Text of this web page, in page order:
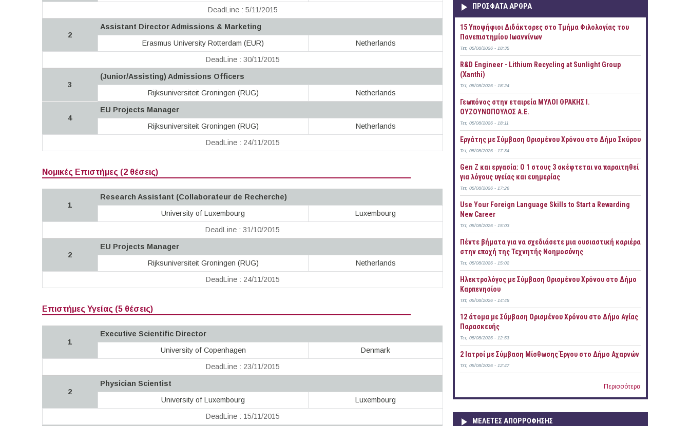
DeadLine : 5/11/2015
2
Assistant Director Admissions & Marketing
Erasmus University Rotterdam (EUR)
Netherlands
DeadLine : 30/11/2015
3
(Junior/Assisting) Admissions Officers
Rijksuniversiteit Groningen (RUG)
Netherlands
4
EU Projects Manager
Rijksuniversiteit Groningen (RUG)
Netherlands
DeadLine : 24/11/2015
Νομικές Επιστήμες (2 θέσεις)
1
Research Assistant (Collaborateur de Recherche)
University of Luxembourg
Luxembourg
DeadLine : 31/10/2015
2
EU Projects Manager
Rijksuniversiteit Groningen (RUG)
Netherlands
DeadLine : 24/11/2015
Επιστήμες Υγείας (5 θέσεις)
1
Executive Scientific Director
University of Copenhagen
Denmark
DeadLine : 23/11/2015
2
Physician Scientist
University of Luxembourg
Luxembourg
DeadLine : 15/11/2015
ΠΡOΣΦΑΤΑ AΡΘΡΑ
15 Υποψήφιοι Διδάκτορες στο Τμήμα Φιλολογίας του
Πανεπιστημίου Ιωαννίνων
Τετ, 05/08/2026 - 18:35
R&D Engineer - Lithium Recycling at Sunlight Group
(Xanthi)
Τετ, 05/08/2026 - 18:24
Γεωπόνος στην εταιρεία ΜΥΛΟΙ ΘΡΑΚΗΣ Ι.
ΟΥΖΟΥΝΟΠΟΥΛΟΣ Α.Ε.
Τετ, 05/08/2026 - 18:11
Εργάτης με Σύμβαση Ορισμένου Χρόνου στο Δήμο Σκύρου
Τετ, 05/08/2026 - 17:34
Gen Z και εργασία: Ο 1 στους 3 σκέφτεται να παραιτηθεί
για λόγους υγείας και ευημερίας
Τετ, 05/08/2026 - 17:26
Use Your Foreign Language Skills to Start a Rewarding
New Career
Τετ, 05/08/2026 - 15:03
Πέντε βήματα για να σχεδιάσετε μια ουσιαστική καριέρα
στην εποχή της Τεχνητής Νοημοσύνης
Τετ, 05/08/2026 - 15:02
Ηλεκτρολόγος με Σύμβαση Ορισμένου Χρόνου στο Δήμο
Καρπενησίου
Τετ, 05/08/2026 - 14:48
12 άτομα με Σύμβαση Ορισμένου Χρόνου στο Δήμο Αγίας
Παρασκευής
Τετ, 05/08/2026 - 12:53
2 Ιατροί με Σύμβαση Μίσθωσης Έργου στο Δήμο Αχαρνών
Τετ, 05/08/2026 - 12:47
Περισσότερα
ΜΕΛΕΤΕΣ ΑΠΟΡΡΟΦΗΣΗΣ